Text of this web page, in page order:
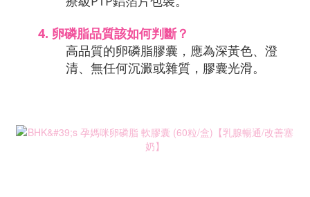
4. 卵磷脂品質該如何判斷？
高品質的卵磷脂膠囊，應為深黃色、澄
清、無任何沉澱或雜質，膠囊光滑。